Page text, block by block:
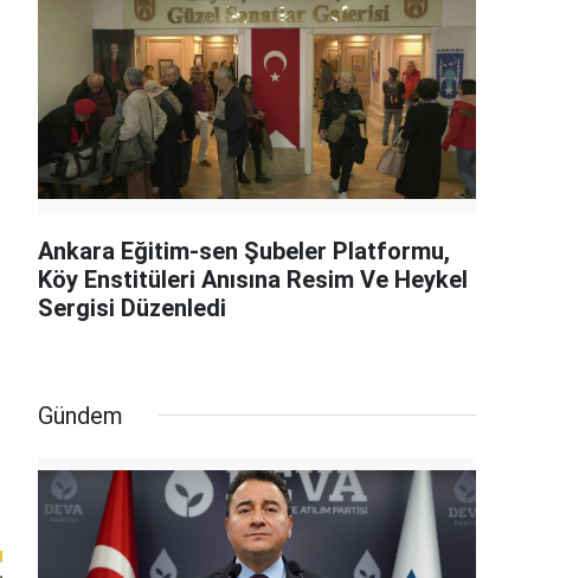
Ankara Eğitim-sen Şubeler Platformu,
Köy Enstitüleri Anısına Resim Ve Heykel
Sergisi Düzenledi
Gündem